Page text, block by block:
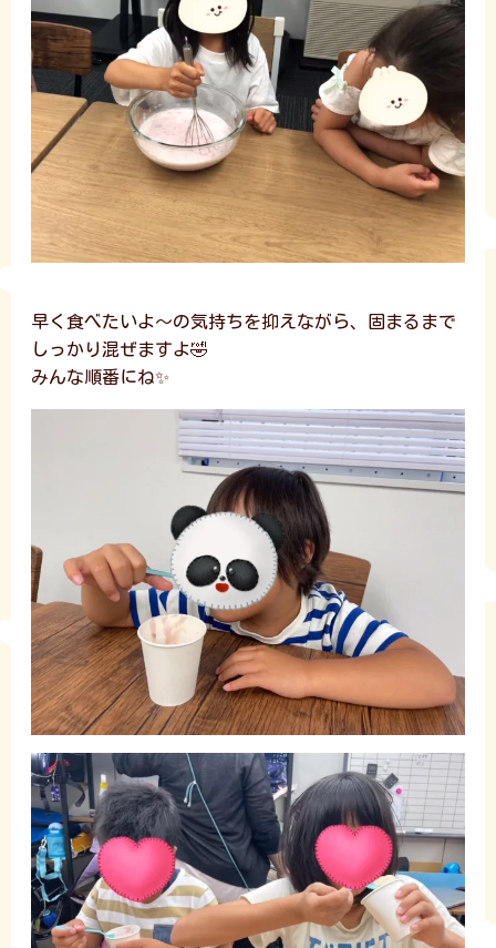
早く食べたいよ～の気持ちを抑えながら、固まるまで
しっかり混ぜますよ🤣
みんな順番にね✨